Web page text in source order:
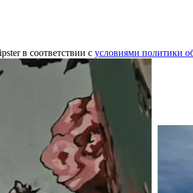
в соответствии c условиями политики